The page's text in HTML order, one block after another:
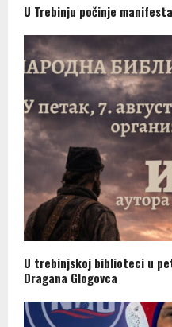
U Trebinju počinje
U trebinjskoj biblioteci u
Dragana Glogovca